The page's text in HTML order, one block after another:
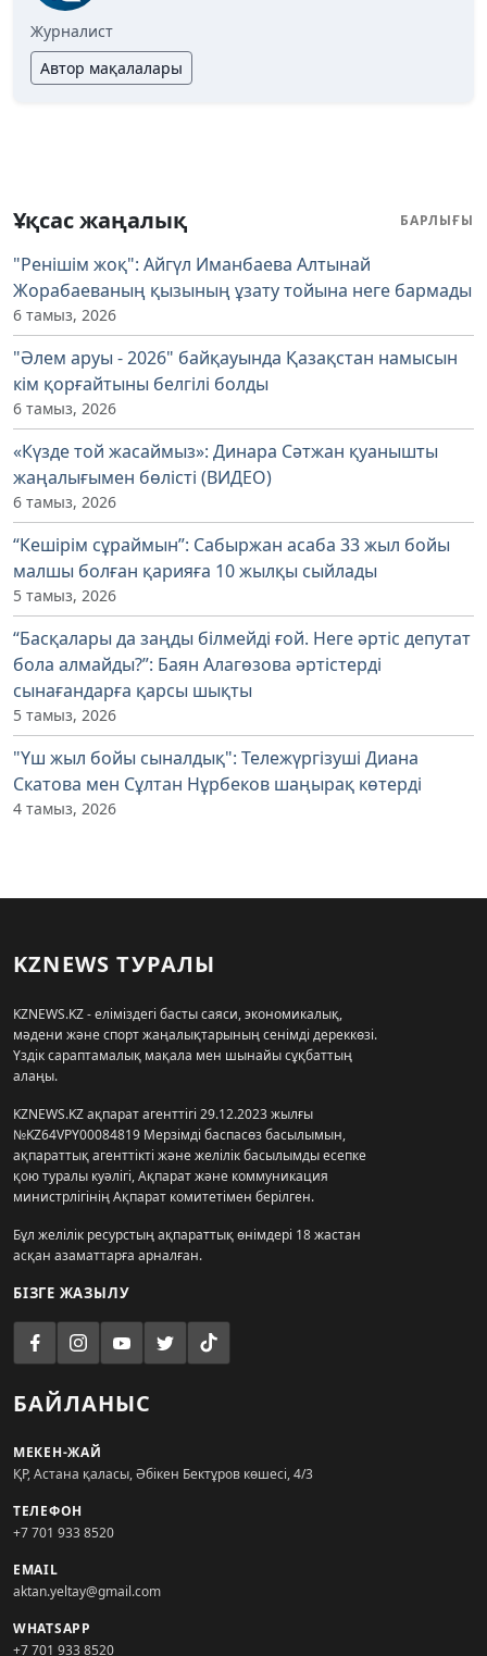
Журналист
Автор мақалалары
Ұқсас жаңалық БАРЛЫҒЫ
"Ренішім жоқ": Айгүл Иманбаева Алтынай
Жорабаеваның қызының ұзату тойына неге бармады
6 тамыз, 2026
"Әлем аруы - 2026" байқауында Қазақстан намысын
кім қорғайтыны белгілі болды
6 тамыз, 2026
«Күзде той жасаймыз»: Динара Сәтжан қуанышты
жаңалығымен бөлісті (ВИДЕО)
6 тамыз, 2026
“Кешірім сұраймын”: Сабыржан асаба 33 жыл бойы
малшы болған қарияға 10 жылқы сыйлады
5 тамыз, 2026
“Басқалары да заңды білмейді ғой. Неге әртіс депутат
бола алмайды?”: Баян Алагөзова әртістерді
сынағандарға қарсы шықты
5 тамыз, 2026
"Үш жыл бойы сыналдық": Тележүргізуші Диана
Скатова мен Сұлтан Нұрбеков шаңырақ көтерді
4 тамыз, 2026
KZNEWS ТУРАЛЫ
KZNEWS.KZ - еліміздегі басты саяси, экономикалық,
мәдени және спорт жаңалықтарының сенімді дереккөзі.
Үздік сараптамалық мақала мен шынайы сұқбаттың
алаңы.
KZNEWS.KZ ақпарат агенттігі 29.12.2023 жылғы
№KZ64VPY00084819 Мерзімді баспасөз басылымын,
ақпараттық агенттікті және желілік басылымды есепке
қою туралы куәлігі, Ақпарат және коммуникация
министрлігінің Ақпарат комитетімен берілген.
Бұл желілік ресурстың ақпараттық өнімдері 18 жастан
асқан азаматтарға арналған.
БІЗГЕ ЖАЗЫЛУ
БАЙЛАНЫС
МЕКЕН-ЖАЙ
ҚР, Астана қаласы, Әбікен Бектұров көшесі, 4/3
ТЕЛЕФОН
+7 701 933 8520
EMAIL
aktan.yeltay@gmail.com
WHATSAPP
+7 701 933 8520